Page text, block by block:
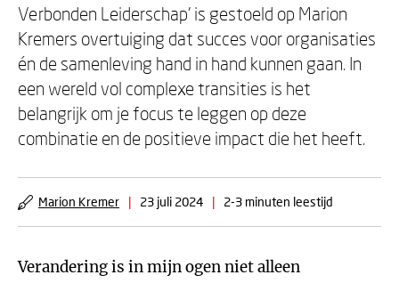
Verbonden Leiderschap’ is gestoeld op Marion
Kremers overtuiging dat succes voor organisaties
én de samenleving hand in hand kunnen gaan. In
een wereld vol complexe transities is het
belangrijk om je focus te leggen op deze
combinatie en de positieve impact die het heeft.
Marion Kremer | 23 juli 2024 | 2-3 minuten leestijd
Verandering is in mijn ogen niet alleen